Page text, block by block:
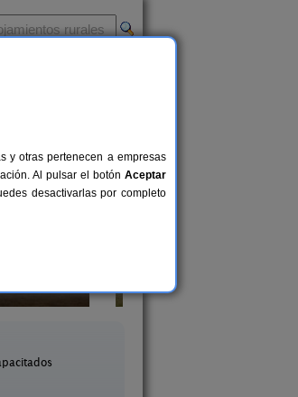
y otras pertenecen a empresas
Al pulsar el botón Aceptar
desactivarlas por completo